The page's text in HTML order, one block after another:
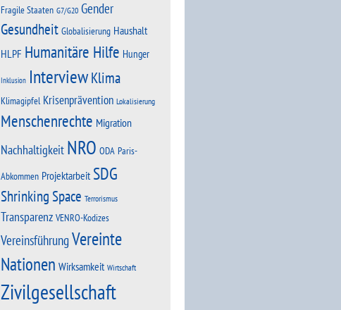
Fragile Staaten G7/G20 Gender
Gesundheit Globalisierung Haushalt
HLPF Humanitäre Hilfe Hunger
Inklusion Interview Klima
Klimagipfel Krisenprävention Lokalisierung
Menschenrechte Migration
Nachhaltigkeit NRO ODA Paris-
Abkommen Projektarbeit SDG
Shrinking Space Terrorismus
Transparenz VENRO-Kodizes
VereinsführungVereinte
Nationen Wirksamkeit Wirtschaft
Zivilgesellschaft